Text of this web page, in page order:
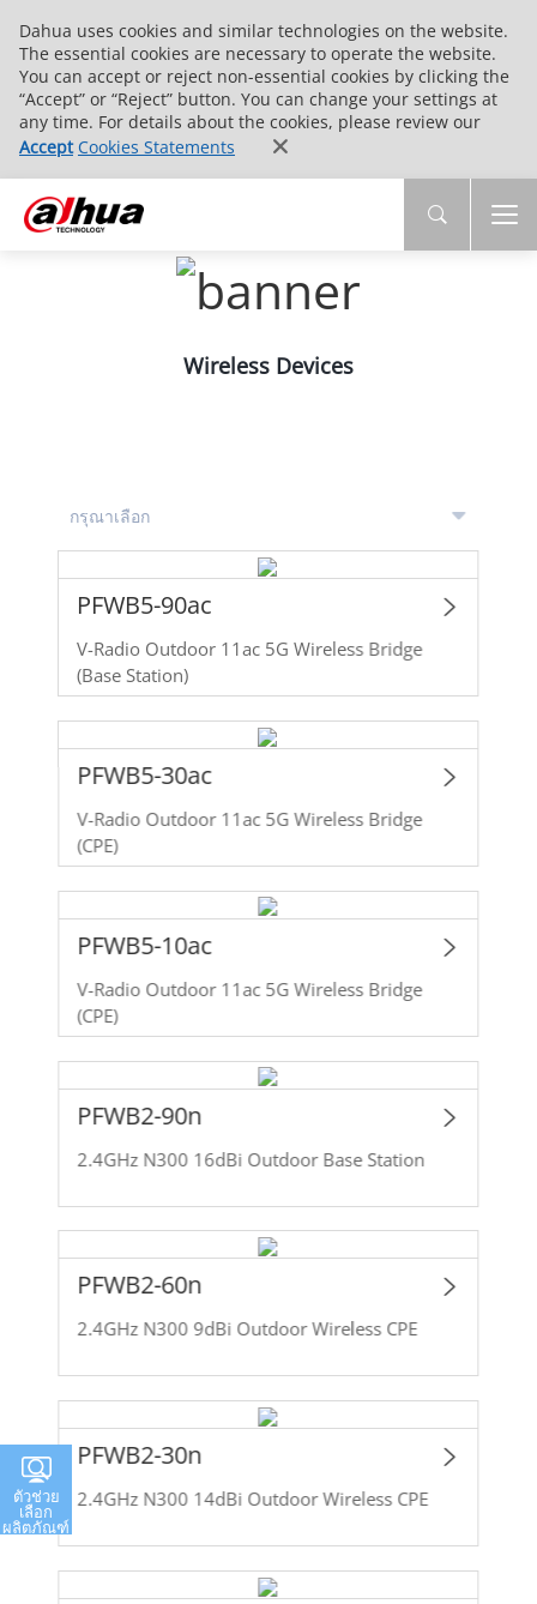
Dahua uses cookies and similar technologies on the website.
The essential cookies are necessary to operate the website.
You can accept or reject non-essential cookies by clicking the
“Accept” or “Reject” button. You can change your settings at
any time. For details about the cookies, please review our
Accept Cookies Statements
Wireless Devices
PFWB5-90ac
V-Radio Outdoor 11ac 5G Wireless Bridge
(Base Station)
PFWB5-30ac
V-Radio Outdoor 11ac 5G Wireless Bridge
(CPE)
PFWB5-10ac
V-Radio Outdoor 11ac 5G Wireless Bridge
(CPE)
PFWB2-90n
2.4GHz N300 16dBi Outdoor Base Station
PFWB2-60n
2.4GHz N300 9dBi Outdoor Wireless CPE
PFWB2-30n
2.4GHz N300 14dBi Outdoor Wireless CPE
ตัวช่วย
เลือก
ผลิตภัณฑ์